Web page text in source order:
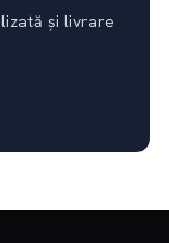
și livrare